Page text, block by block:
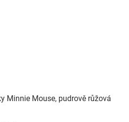
Minnie Mouse, pudrově růžová